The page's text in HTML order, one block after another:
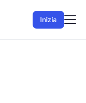
Inizia